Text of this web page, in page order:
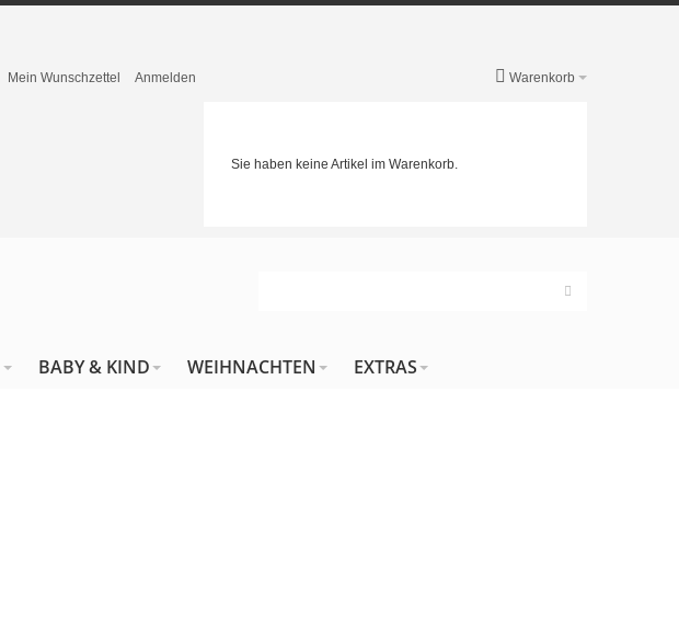
Warenkorb
Sie haben keine Artikel im Warenkorb.
Mein Wunschzettel Anmelden
BABY & KIND WEIHNACHTEN EXTRAS